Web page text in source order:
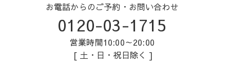
お電話からのご予約・お問い合わせ
0120-03-1715
営業時間10:00～20:00
[ 土・日・祝日除く ]